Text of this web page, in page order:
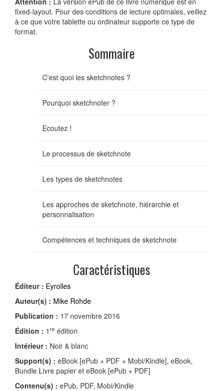
fixed-layout. Pour des conditions de lecture optimales, veillez
à ce que votre tablette ou ordinateur supporte ce type de
format.
Sommaire
C'est quoi les sketchnotes ?
Pourquoi sketchnoter ?
Ecoutez !
Le processus de sketchnote
Les types de sketchnotes
Les approches de sketchnote, hiérarchie et
personnalisation
Compétences et techniques de sketchnote
Caractéristiques
Éditeur : Eyrolles
Auteur(s) : Mike Rohde
Publication : 17 novembre 2016
Édition : 1 re édition
Intérieur : Noir & blanc
Support(s) : eBook [ePub + PDF + Mobi/Kindle], eBook,
Bundle Livre papier et eBook [ePub + PDF]
Contenu(s) : ePub, PDF, Mobi/Kindle